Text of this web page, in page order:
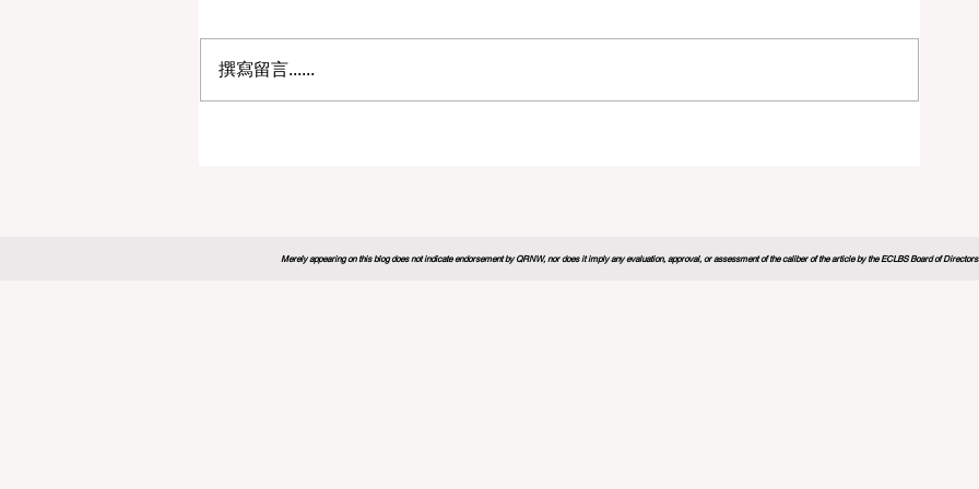
撰寫留言......
Merely appearing on this blog does not indicate endorsement by QRNW, nor does it imply any evaluation, approval, or assessment of the caliber of the article by the ECLBS Board of